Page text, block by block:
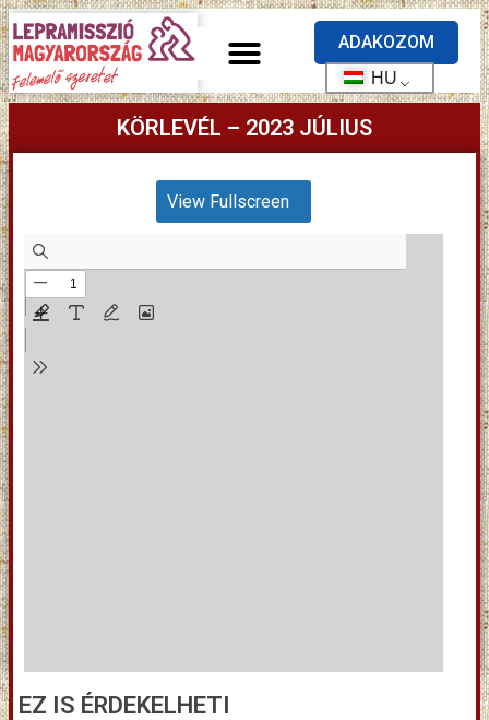
ADAKOZOM
HU
KÖRLEVÉL – 2023 JÚLIUS
View Fullscreen
EZ IS ÉRDEKELHETI